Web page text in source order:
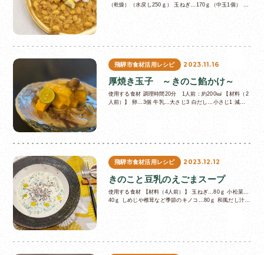
（乾燥）（水戻し250ｇ） 玉ねぎ…170ｇ（中玉1個） 飛
飛騨市食材活用レシピ 2023.11.16
厚焼き玉子 ～きのこ餡かけ～
使用する食材 調理時間20分 1人前：約200㎉ 【材料（2
人前）】 卵…3個 牛乳…大さじ3 白だし…小さじ1 減塩
飛騨市食材活用レシピ 2023.12.12
きのこと豆乳のえごまスープ
使用する食材 【材料（4人前）】 玉ねぎ…80ｇ 小松菜…
40ｇ しめじや椎茸など季節のキノコ…80ｇ 和風だし汁…